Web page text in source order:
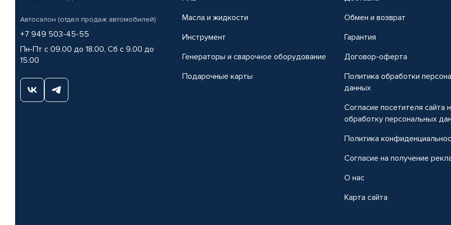
Автосалон (отдел продаж автомобилей)
+7 949 503-45-55
Пн-Пт с 09.00 до 18.00, Сб с 9.00 до
15.00
Масла и жидкости
Инструмент
Генераторы и сварочное оборудование
Подарочные карты
Обмен и возврат
Гарантия
Договор-оферта
Политика обработки
данных
Согласие посетителя сайта
обработку персональных
Политика
Согласие на получение
О нас
Карта сайта